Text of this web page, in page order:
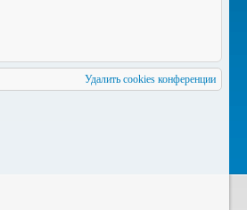
Удалить cookies конференции